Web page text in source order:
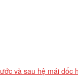
và sau hệ mái